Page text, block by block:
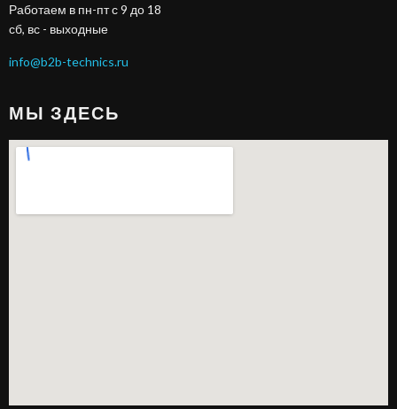
Работаем в пн-пт с 9 до 18
сб, вс - выходные
info@b2b-technics.ru
МЫ ЗДЕСЬ